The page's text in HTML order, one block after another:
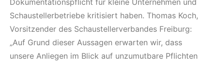
Dokumentationspflicht für kleine Unternehmen und
Schaustellerbetriebe kritisiert haben. Thomas Koch,
Vorsitzender des Schaustellerverbandes Freiburg:
„Auf Grund dieser Aussagen erwarten wir, dass
unsere Anliegen im Blick auf unzumutbare Pflichten